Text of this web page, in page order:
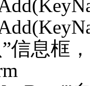
息框，